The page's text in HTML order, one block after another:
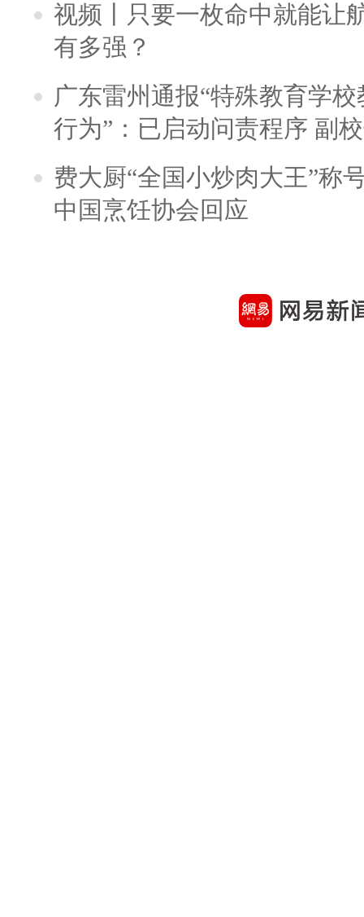
视频丨只要一枚命中就能让
有多强？
广东雷州通报“特殊教育学
行为”：已启动问责程序 副
费大厨“全国小炒肉大王”称
中国烹饪协会回应